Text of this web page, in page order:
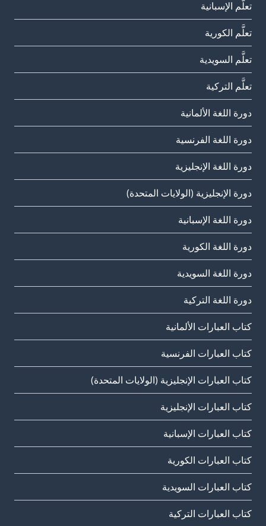
تعلَّم الإسبانية
تعلَّم الكورية
تعلَّم السويدية
تعلَّم التركية
دورة اللغة الألمانية
دورة اللغة الفرنسية
دورة اللغة الإنجليزية
دورة الإنجليزية (الولايات المتحدة)
دورة اللغة الإسبانية
دورة اللغة الكورية
دورة اللغة السويدية
دورة اللغة التركية
كتاب العبارات الألمانية
كتاب العبارات الفرنسية
كتاب العبارات الإنجليزية (الولايات المتحدة)
كتاب العبارات الإنجليزية
كتاب العبارات الإسبانية
كتاب العبارات الكورية
كتاب العبارات السويدية
كتاب العبارات التركية